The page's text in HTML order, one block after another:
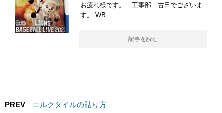
お疲れ様です。 工事部 古田でございま
す。 WB
記事を読む
PREV
コルクタイルの貼り方